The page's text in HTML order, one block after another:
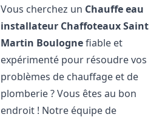
Vous cherchez un Chauffe eau
installateur ChaffoteauxSaint
Martin Boulognefiable et
expérimenté pour résoudre vos
problèmes de chauffage et de
plomberie ? Vous êtes au bon
endroit ! Notre équipe de